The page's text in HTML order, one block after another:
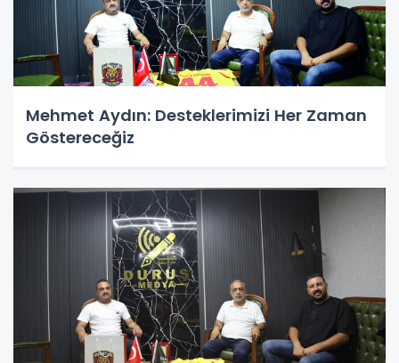
Mehmet Aydın: Desteklerimizi Her Zaman
Göstereceğiz